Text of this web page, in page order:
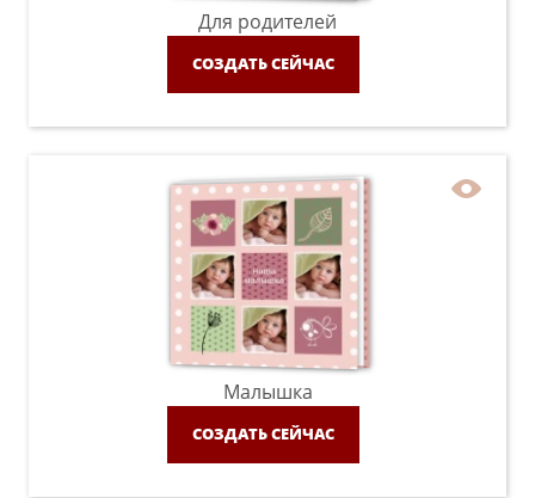
Для родителей
СОЗДАТЬ СЕЙЧАС
Малышка
СОЗДАТЬ СЕЙЧАС